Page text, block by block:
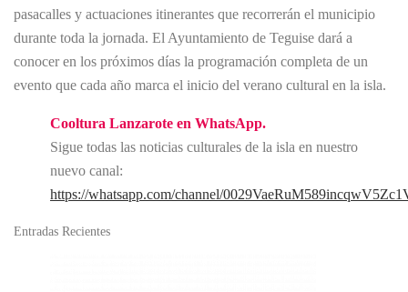
pasacalles y actuaciones itinerantes que recorrerán el municipio
durante toda la jornada. El Ayuntamiento de Teguise dará a
conocer en los próximos días la programación completa de un
evento que cada año marca el inicio del verano cultural en la isla.
Cooltura Lanzarote en WhatsApp.
Sigue todas las noticias culturales de la isla en nuestro
nuevo canal:
https://whatsapp.com/channel/
Entradas Recientes